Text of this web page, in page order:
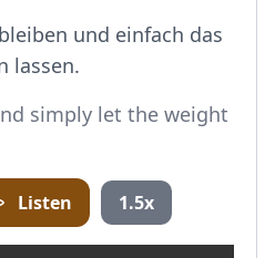
und einfach das
lassen.
simply let the weight
Listen 1.5x